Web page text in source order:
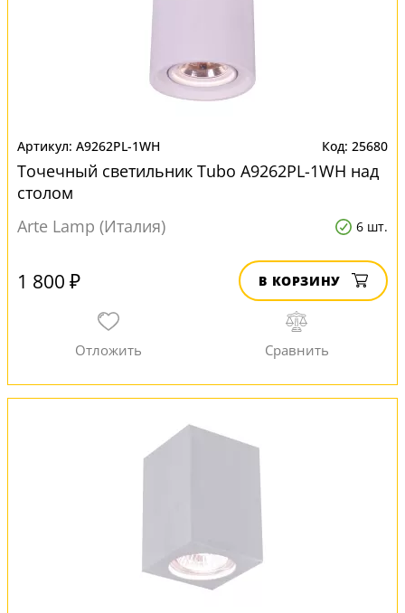
A9262PL-1WH 25680
Точечный светильник Tubo A9262PL-1WH над
столом
Arte Lamp (Италия)
6 шт.
1 800 ₽ В КОРЗИНУ